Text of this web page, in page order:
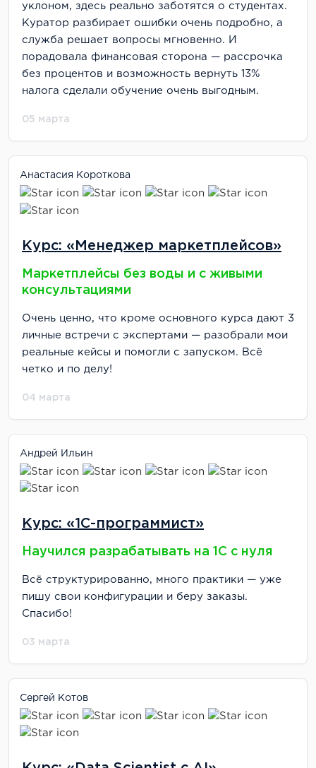
уклоном, здесь реально заботятся о студентах.
Куратор разбирает ошибки очень подробно, а
служба решает вопросы мгновенно. И
порадовала финансовая сторона — рассрочка
без процентов и возможность вернуть 13%
налога сделали обучение очень выгодным.
05 марта
Анастасия Короткова
Курс: «Менеджер маркетплейсов»
Маркетплейсы без воды и с живыми
консультациями
Очень ценно, что кроме основного курса дают 3
личные встречи с экспертами — разобрали мои
реальные кейсы и помогли с запуском. Всё
четко и по делу!
04 марта
Андрей Ильин
Курс: «1С-программист»
Научился разрабатывать на 1С с нуля
Всё структурированно, много практики — уже
пишу свои конфигурации и беру заказы.
Спасибо!
03 марта
Сергей Котов